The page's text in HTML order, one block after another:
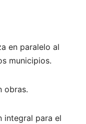
en paralelo al
municipios.
obras.
integral para el